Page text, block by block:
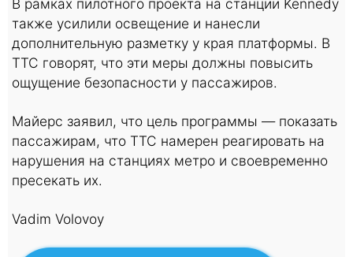
В рамках пилотного проекта на станции Kennedy
также усилили освещение и нанесли
дополнительную разметку у края платформы. В
TTC говорят, что эти меры должны повысить
ощущение безопасности у пассажиров.
Майерс заявил, что цель программы — показать
пассажирам, что TTC намерен реагировать на
нарушения на станциях метро и своевременно
пресекать их.
Vadim Volovoy